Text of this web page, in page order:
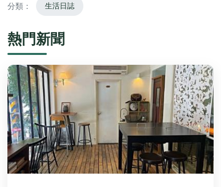
分類： 生活日誌
熱門新聞